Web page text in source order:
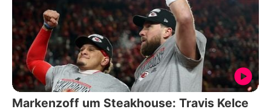
Markenzoff um Steakhouse: Travis Kelce